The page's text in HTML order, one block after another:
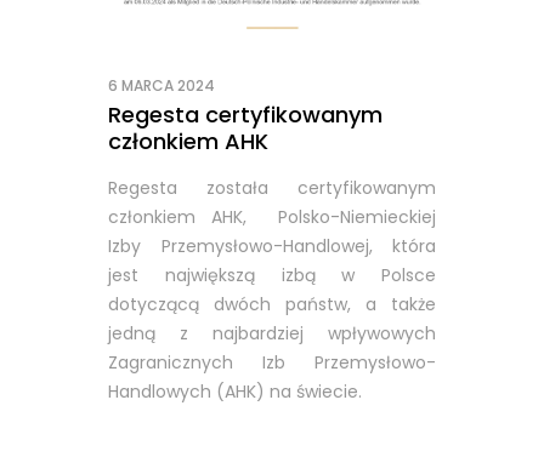
6 MARCA 2024
Regesta certyfikowanym
członkiem AHK
Regesta została certyfikowanym
członkiem AHK, Polsko-Niemieckiej
Izby Przemysłowo-Handlowej, która
jest największą izbą w Polsce
dotyczącą dwóch państw, a także
jedną z najbardziej wpływowych
Zagranicznych Izb Przemysłowo-
Handlowych (AHK) na świecie.